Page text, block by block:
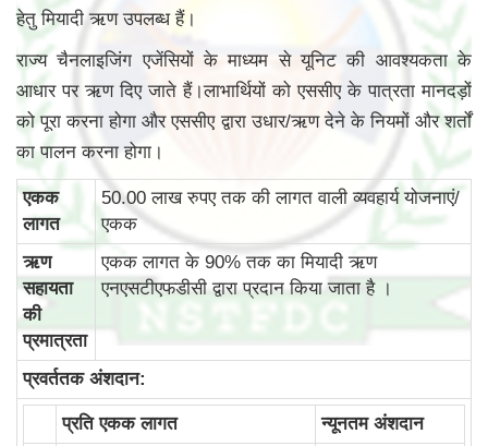
हेतु मियादी ऋण उपलब्ध हैं।
राज्य चैनलाइजिंग एजेंसियों के माध्यम से यूनिट की आवश्यकता के
आधार पर ऋण दिए जाते हैं।लाभार्थियों को एससीए के पात्रता मानदड़ों
को पूरा करना होगा और एससीए द्वारा उधार/ऋण देने के नियमों और शर्तों
का पालन करना होगा।
एकक
लागत
50.00 लाख रुपए तक की लागत वाली व्‍यवहार्य योजनाएं/
एकक
ऋण
सहायता
की
प्रमात्रता
एकक लागत के 90% तक का मियादी ऋण
एनएसटीएफडीसी द्वारा प्रदान किया जाता है ।
प्रवर्ततक अंशदान:
प्रति एकक लागत
न्‍यूनतम अंशदान